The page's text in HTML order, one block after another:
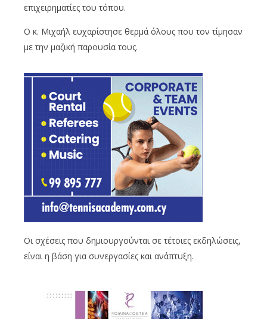
επιχειρηματίες του τόπου.
Ο κ. Μιχαήλ ευχαρίστησε θερμά όλους που τον τίμησαν
με την μαζική παρουσία τους.
Οι σχέσεις που δημιουργούνται σε τέτοιες εκδηλώσεις,
είναι η βάση για συνεργασίες και ανάπτυξη.